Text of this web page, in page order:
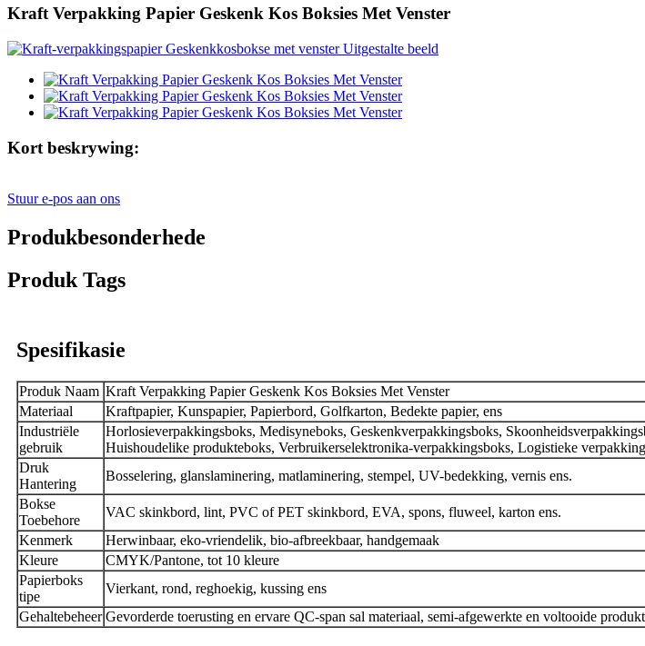
Kraft Verpakking Papier Geskenk Kos Boksies Met Venster
Kort beskrywing:
Stuur e-pos aan ons
Produkbesonderhede
Produk Tags
Spesifikasie
Produk Naam Kraft Verpakking Papier Geskenk Kos Boksies Met Venster
Materiaal
Kraftpapier, Kunspapier, Papierbord, Golfkarton, Bedekte papier, ens
Industriële
gebruik
Horlosieverpakkingsboks, Medisyneboks, Geskenkverpakkingsboks,
Huishoudelike produkteboks, Verbruikerselektronika-verpakkingsboks, Logistieke
Druk
Hantering
Bosselering, glanslaminering, matlaminering, stempel, UV-bedekking, vernis ens.
Bokse
Toebehore
VAC skinkbord, lint, PVC of PET skinkbord, EVA, spons, fluweel, karton ens.
Kenmerk
Herwinbaar, eko-vriendelik, bio-afbreekbaar, handgemaak
Kleure
CMYK/Pantone, tot 10 kleure
Papierboks
tipe
Vierkant, rond, reghoekig, kussing ens
Gehaltebeheer Gevorderde toerusting en ervare QC-span sal materiaal, semi-afgewerkte en voltooide